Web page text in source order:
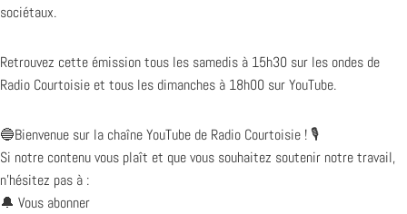
sociétaux.
Retrouvez cette émission tous les samedis à 15h30 sur les ondes de
Radio Courtoisie et tous les dimanches à 18h00 sur YouTube.
🔵Bienvenue sur la chaîne YouTube de Radio Courtoisie ! 🎙️
Si notre contenu vous plaît et que vous souhaitez soutenir notre travail,
n’hésitez pas à :
🔔 Vous abonner